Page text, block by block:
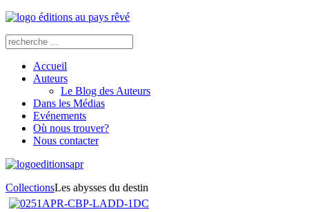
Accueil
Auteurs
Le Blog des Auteurs
Dans les Médias
Evénements
Où nous trouver?
Nous contacter
CollectionsLes abysses du destin